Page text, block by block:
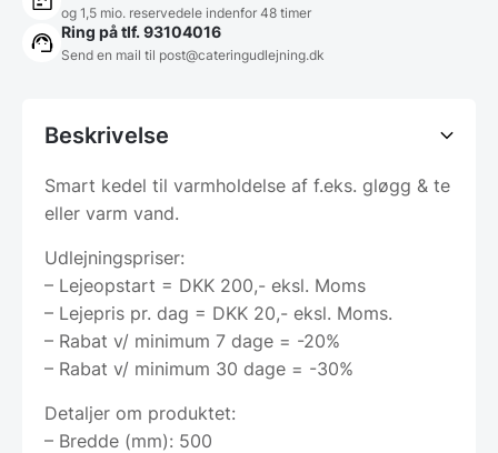
og 1,5 mio. reservedele indenfor 48 timer
Ring på tlf. 93104016
Send en mail til post@cateringudlejning.dk
Beskrivelse
Smart kedel til varmholdelse af f.eks. gløgg & te
eller varm vand.
Udlejningspriser:
– Lejeopstart = DKK 200,- eksl. Moms
– Lejepris pr. dag = DKK 20,- eksl. Moms.
– Rabat v/ minimum 7 dage = -20%
– Rabat v/ minimum 30 dage = -30%
Detaljer om produktet:
– Bredde (mm): 500